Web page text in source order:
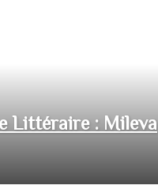
Littéraire : Mileva